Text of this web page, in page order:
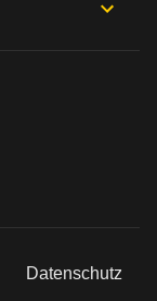
Datenschutz